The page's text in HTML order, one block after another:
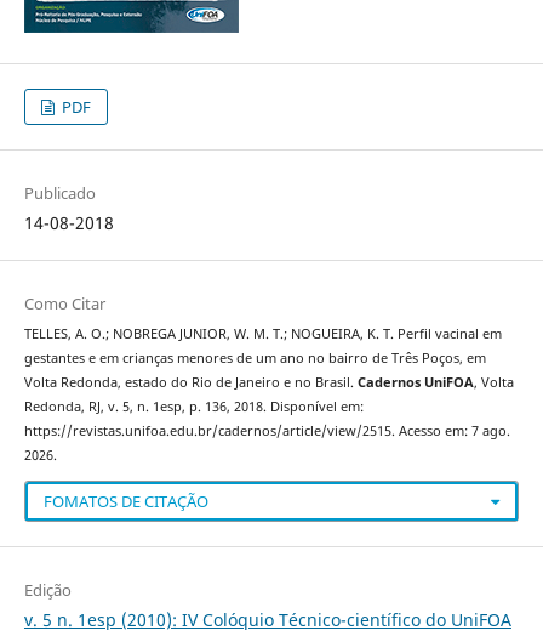
PDF
Publicado
14-08-2018
Como Citar
TELLES, A. O.; NOBREGA JUNIOR, W. M. T.; NOGUEIRA, K. T. Perfil vacinal em
gestantes e em crianças menores de um ano no bairro de Três Poços, em
Volta Redonda, estado do Rio de Janeiro e no Brasil. Cadernos UniFOA, Volta
Redonda, RJ, v. 5, n. 1esp, p. 136, 2018. Disponível em:
https://revistas.unifoa.edu.br/cadernos/article/view/2515. Acesso em: 7 ago.
2026.
FOMATOS DE CITAÇÃO
Edição
v. 5 n. 1esp (2010): IV Colóquio Técnico-científico do UniFOA